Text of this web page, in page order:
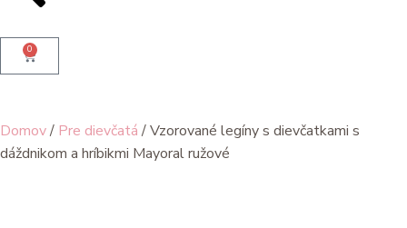
0
Domov/ Pre dievčatá/ Vzorované legíny s dievčatkami s
dáždnikom a hríbikmi Mayoral ružové